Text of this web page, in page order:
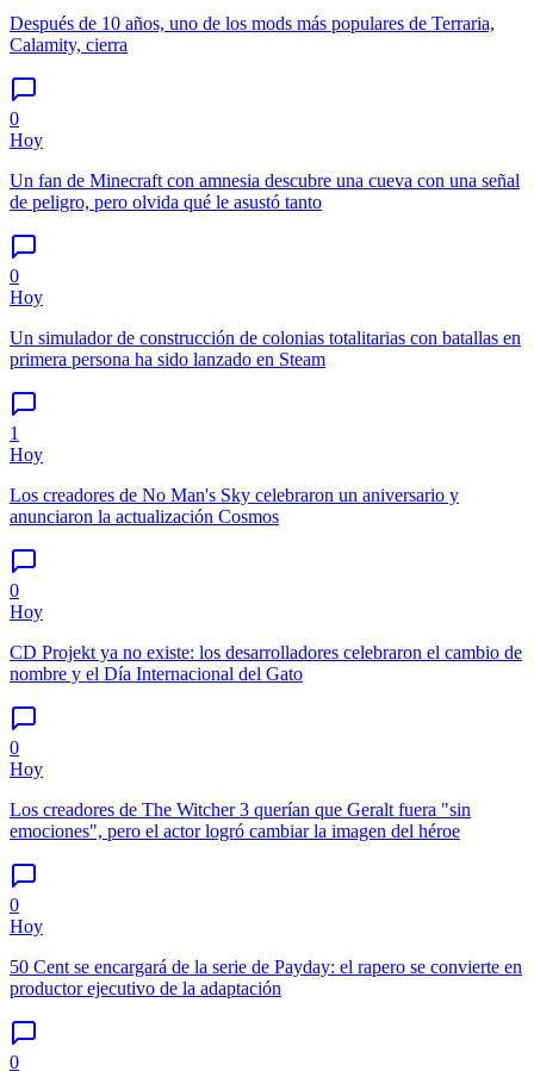
Después de 10 años, uno de los mods más populares de Terraria,
Calamity, cierra
0
Hoy
Un fan de Minecraft con amnesia descubre una cueva con una señal
de peligro, pero olvida qué le asustó tanto
0
Hoy
Un simulador de construcción de colonias totalitarias con batallas en
primera persona ha sido lanzado en Steam
1
Hoy
Los creadores de No Man's Sky celebraron un aniversario y
anunciaron la actualización Cosmos
0
Hoy
CD Projekt ya no existe: los desarrolladores celebraron el cambio de
nombre y el Día Internacional del Gato
0
Hoy
Los creadores de The Witcher 3 querían que Geralt fuera "sin
emociones", pero el actor logró cambiar la imagen del héroe
0
Hoy
50 Cent se encargará de la serie de Payday: el rapero se convierte en
productor ejecutivo de la adaptación
0